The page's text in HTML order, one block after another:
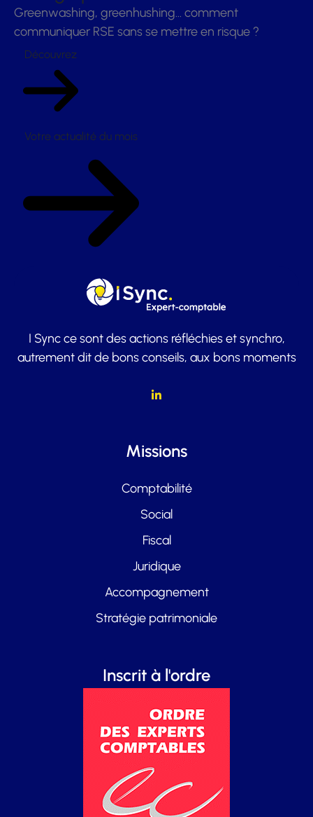
Greenwashing, greenhushing… comment
communiquer RSE sans se mettre en risque ?
Découvrez
Votre actualité du mois
I Sync ce sont des actions réfléchies et synchro,
autrement dit de bons conseils, aux bons moments
Missions
Comptabilité
Social
Fiscal
Juridique
Accompagnement
Stratégie patrimoniale
Inscrit à l'ordre